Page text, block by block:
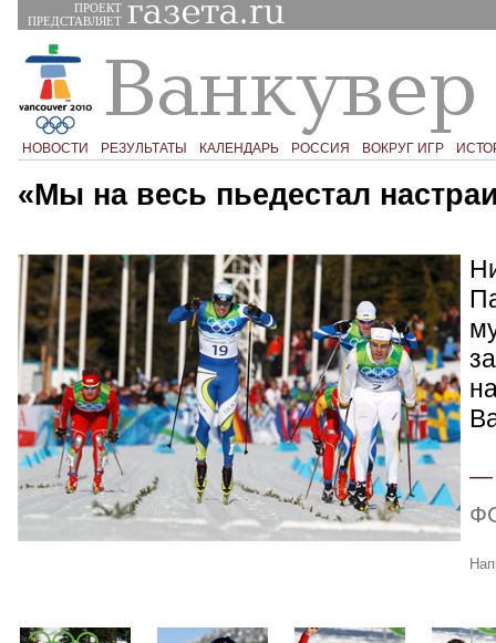
ПРОЕКТ
ПРЕДСТАВЛЯЕТ
НОВОСТИ РЕЗУЛЬТАТЫ КАЛЕНДАРЬ РОССИЯ ВОКРУГ ИГР
«Мы на весь пьедестал